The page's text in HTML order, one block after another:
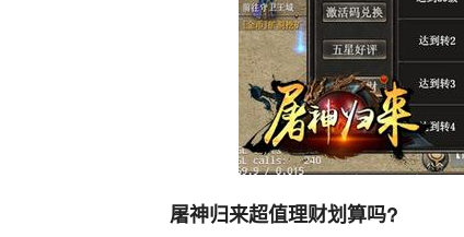
屠神归来超值理财划算吗?